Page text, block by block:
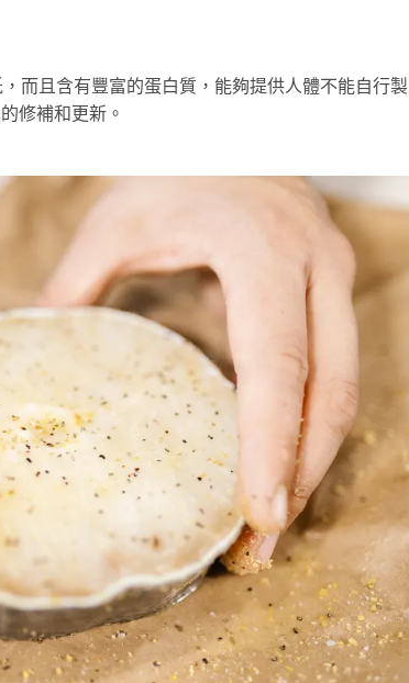
而且含有豐富的蛋白質，能夠提供人體不能自行製
修補和更新。